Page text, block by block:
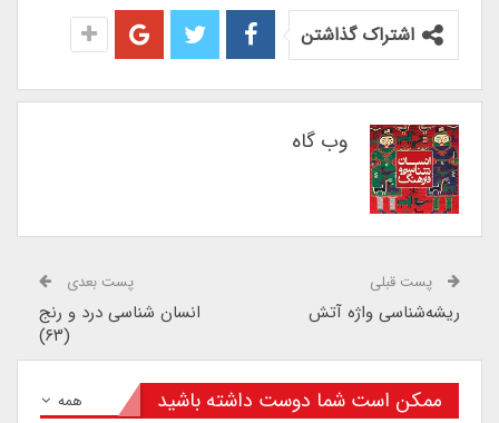
اشتراک گذاشتن
وب گاه
پست قبلی
ریشه‌شناسی واژه آتش
پست بعدی
انسان شناسی درد و رنج
همه ممکن است شما دوست داشته باشید